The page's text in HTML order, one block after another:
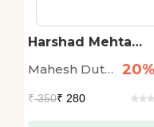
Harshad Mehta
Inside Story
Events Scam 1992
Mahesh Dutt
20%
₹350₹ 280